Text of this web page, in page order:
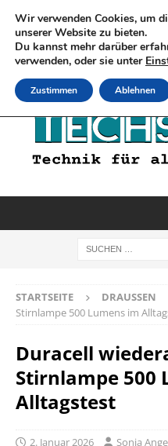
STARTSEITE DRAUSSEN
Stirnlampe 500 Lumens im
Duracell
Stirnlampe 500
Alltagstest
2. Januar 2026 Sonja
Wir verwenden Cookies, um
unserer Website zu bieten.
Du kannst mehr darüber
verwenden, oder sie unter
Zustimmen Ablehnen